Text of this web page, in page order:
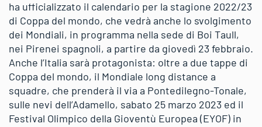
ha ufficializzato il calendario per la stagione 2022/23
di Coppa del mondo, che vedrà anche lo svolgimento
dei Mondiali, in programma nella sede di Boi Taull,
nei Pirenei spagnoli, a partire da giovedì 23 febbraio.
Anche l’Italia sarà protagonista: oltre a due tappe di
Coppa del mondo, il Mondiale long distance a
squadre, che prenderà il via a Pontedilegno-Tonale,
sulle nevi dell’Adamello, sabato 25 marzo 2023 ed il
Festival Olimpico della Gioventù Europea (EYOF) in